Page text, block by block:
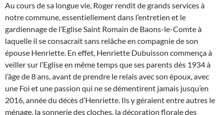
Au cours de sa longue vie, Roger rendit de grands services à
notre commune, essentiellement dans l’entretien et le
gardiennage de l’Eglise Saint Romain de Baons-le-Comte à
laquelle il se consacrait sans relâche en compagnie de son
épouse Henriette. En effet, Henriette Dubuisson commença à
veiller sur l’Eglise en même temps que ses parents dès 1934 à
l’âge de 8 ans, avant de prendre le relais avec son époux, avec
une Foi et une passion qui ne se démentirent jamais jusqu’en
2016, année du décès d’Henriette. Ils y géraient entre autres le
ménage, la sonnerie des cloches, la décoration florale des